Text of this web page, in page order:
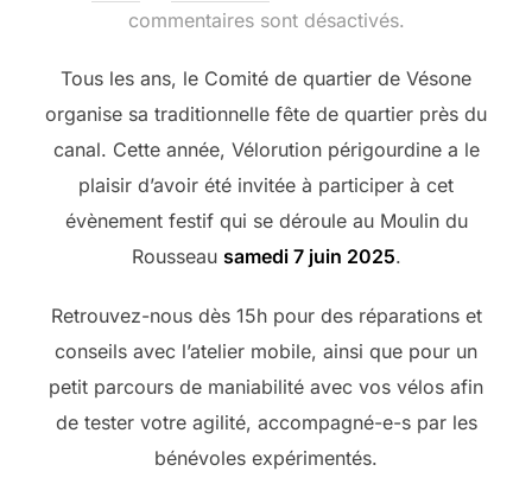
le
commentaires sont désactivés.
Tous les ans, le Comité de quartier de Vésone
organise sa traditionnelle fête de quartier près du
canal. Cette année, Vélorution périgourdine a le
plaisir d’avoir été invitée à participer à cet
évènement festif qui se déroule au Moulin du
Rousseau samedi 7 juin 2025.
Retrouvez-nous dès 15h pour des réparations et
conseils avec l’atelier mobile, ainsi que pour un
petit parcours de maniabilité avec vos vélos afin
de tester votre agilité, accompagné-e-s par les
bénévoles expérimentés.